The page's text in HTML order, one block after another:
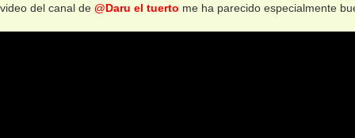
del canal de@Daru el tuerto me ha parecido especialmente